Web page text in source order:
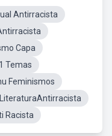
Antirracista
Capa
Temas
Feminismos
Racista